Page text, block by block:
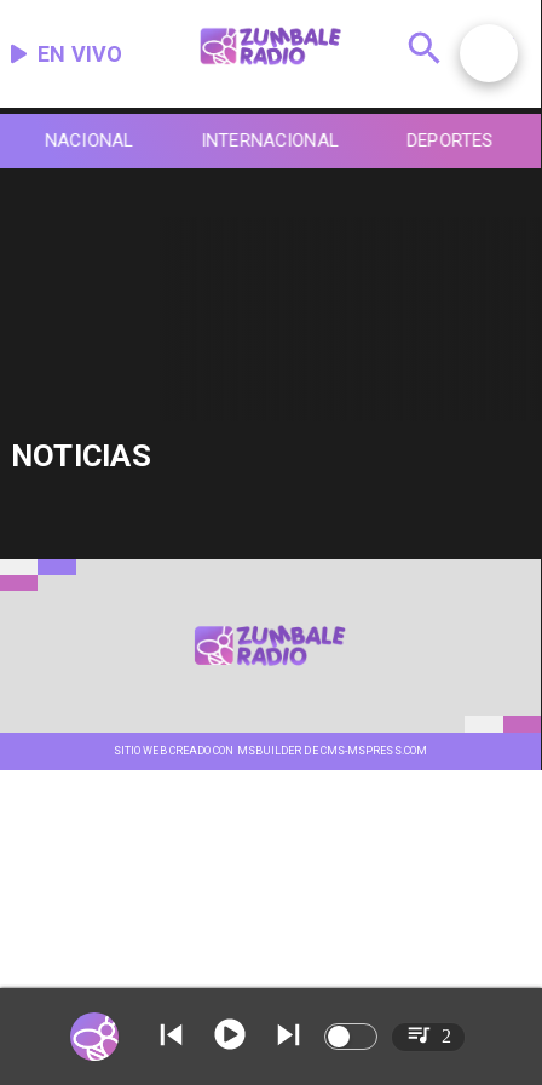
EN VIVO
NACIONAL INTERNACIONAL DEPORTES
NOTICIAS
SITIO WEB CREADO CON MSBUILDER DE CMS-MSPRESS.COM
2